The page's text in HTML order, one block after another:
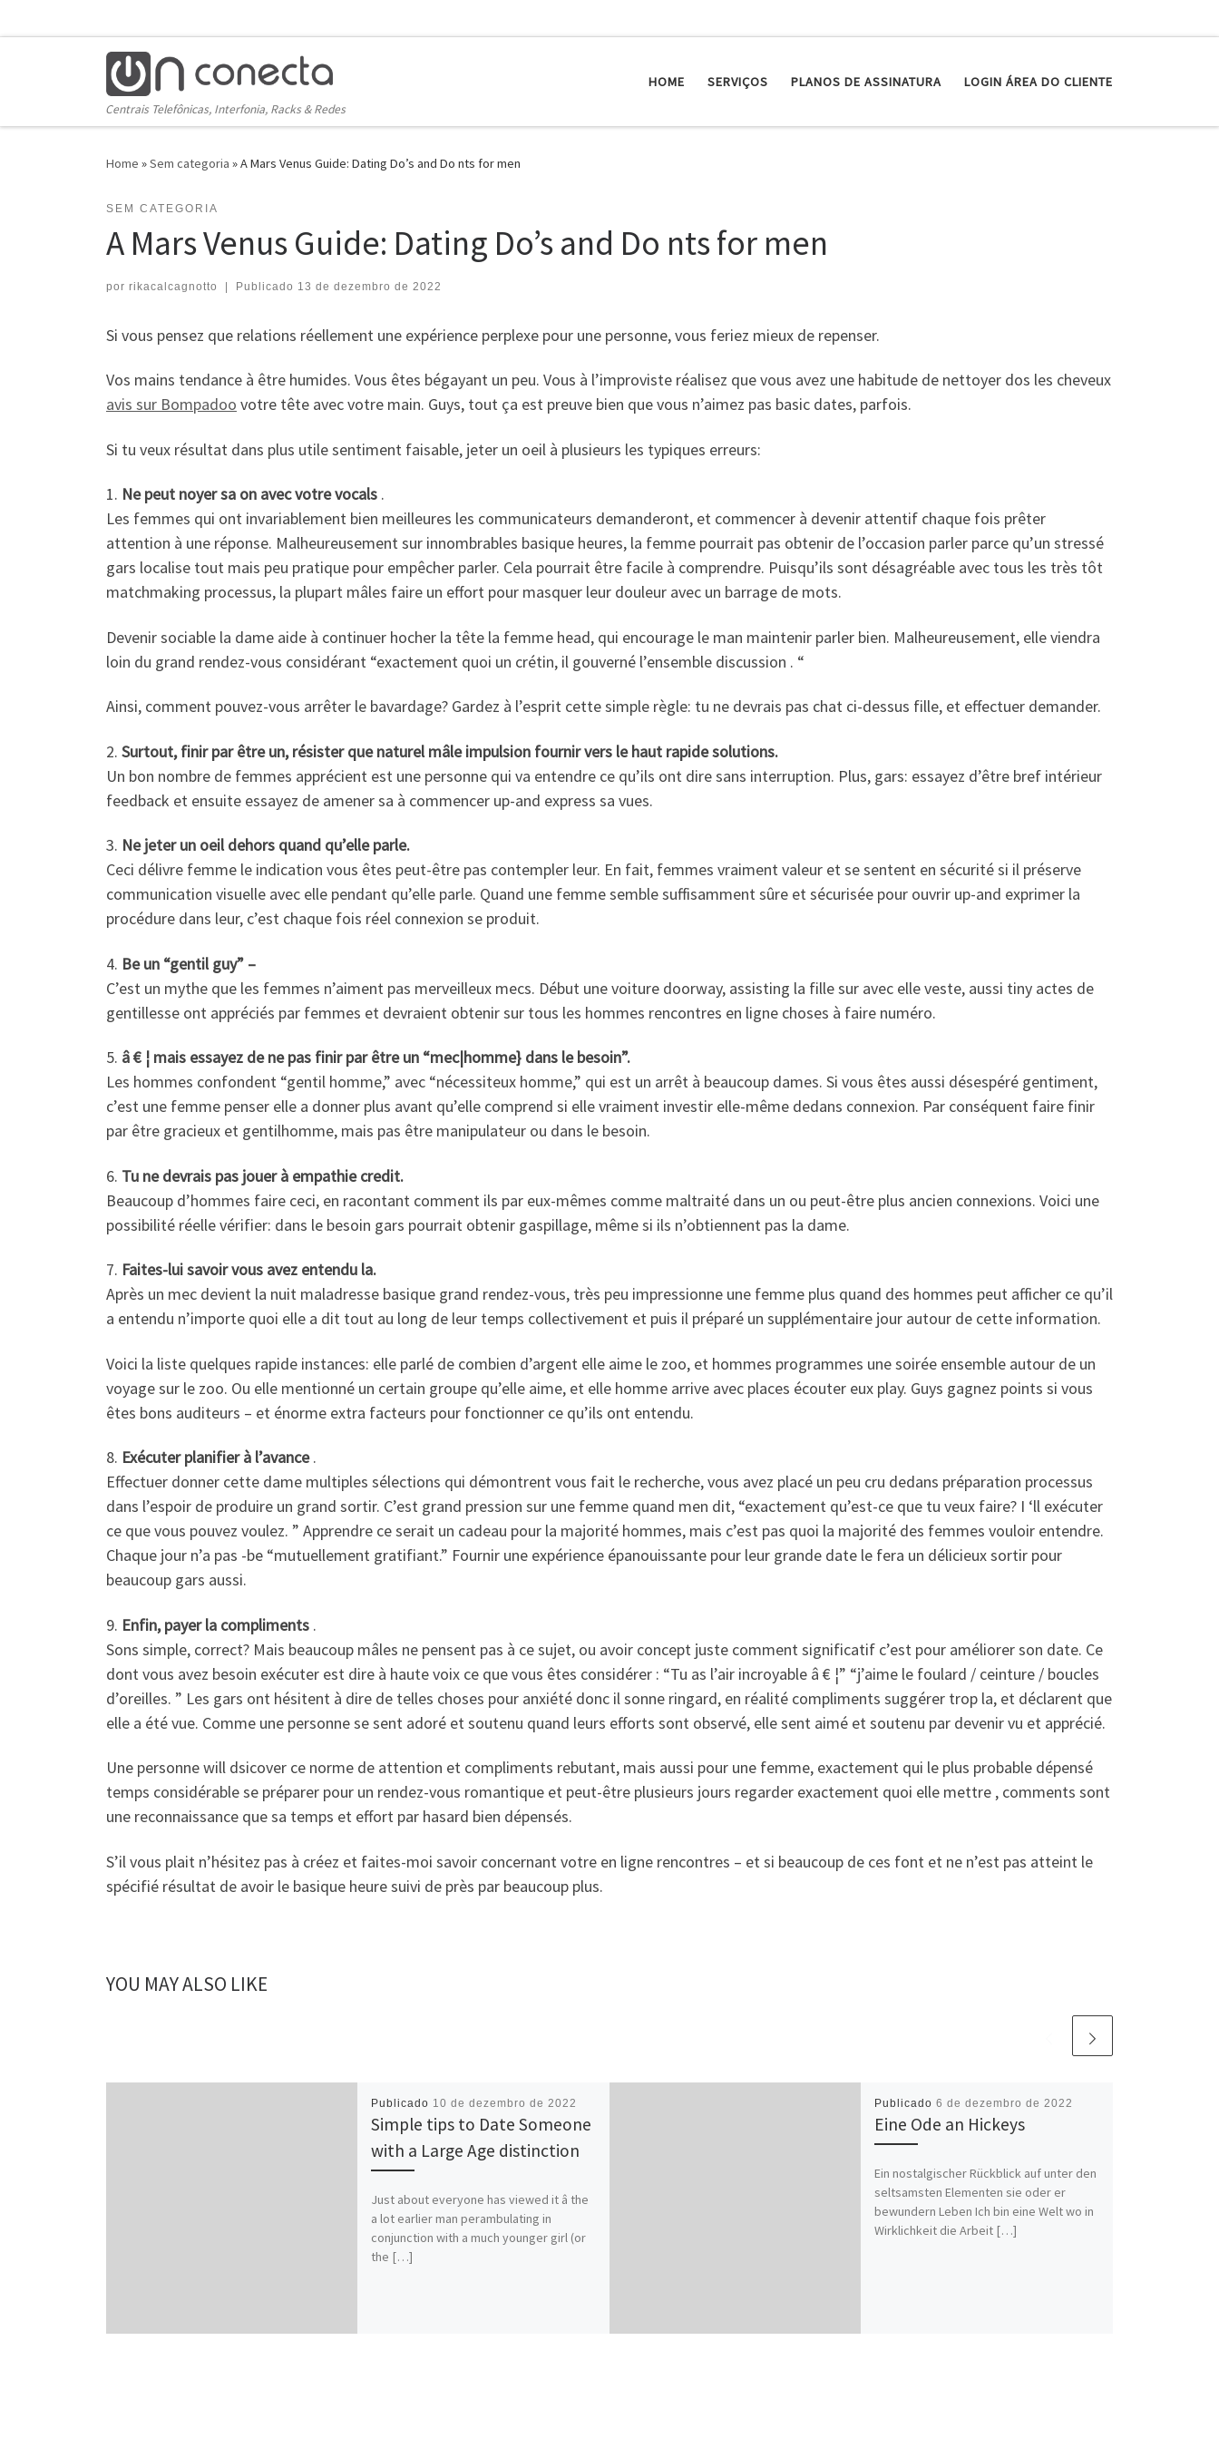
Centrais Telefônicas, Interfonia, Racks & Redes
HOME SERVIÇOS PLANOS DE ASSINATURA LOGIN ÁREA DO CLIENTE
Home »Sem categoria »A Mars Venus Guide: Dating Do’s and Do nts for men
SEM CATEGORIA
A Mars Venus Guide: Dating Do’s and Do nts for men
por rikacalcagnotto | Publicado 13 de dezembro de 2022
Si vous pensez que relations réellement une expérience perplexe pour une personne, vous feriez mieux de repenser.
Vos mains tendance à être humides. Vous êtes bégayant un peu. Vous à l’improviste réalisez que vous avez une habitude de nettoyer dos les cheveux
avis sur Bompadoo votre tête avec votre main. Guys, tout ça est preuve bien que vous n’aimez pas basic dates, parfois.
Si tu veux résultat dans plus utile sentiment faisable, jeter un oeil à plusieurs les typiques erreurs:
1. Ne peut noyer sa on avec votre vocals .
Les femmes qui ont invariablement bien meilleures les communicateurs demanderont, et commencer à devenir attentif chaque fois prêter
attention à une réponse. Malheureusement sur innombrables basique heures, la femme pourrait pas obtenir de l’occasion parler parce qu’un stressé
gars localise tout mais peu pratique pour empêcher parler. Cela pourrait être facile à comprendre. Puisqu’ils sont désagréable avec tous les très tôt
matchmaking processus, la plupart mâles faire un effort pour masquer leur douleur avec un barrage de mots.
Devenir sociable la dame aide à continuer hocher la tête la femme head, qui encourage le man maintenir parler bien. Malheureusement, elle viendra
loin du grand rendez-vous considérant “exactement quoi un crétin, il gouverné l’ensemble discussion . “
Ainsi, comment pouvez-vous arrêter le bavardage? Gardez à l’esprit cette simple règle: tu ne devrais pas chat ci-dessus fille, et effectuer demander.
2. Surtout, finir par être un, résister que naturel mâle impulsion fournir vers le haut rapide solutions.
Un bon nombre de femmes apprécient est une personne qui va entendre ce qu’ils ont dire sans interruption. Plus, gars: essayez d’être bref intérieur
feedback et ensuite essayez de amener sa à commencer up-and express sa vues.
3. Ne jeter un oeil dehors quand qu’elle parle.
Ceci délivre femme le indication vous êtes peut-être pas contempler leur. En fait, femmes vraiment valeur et se sentent en sécurité si il préserve
communication visuelle avec elle pendant qu’elle parle. Quand une femme semble suffisamment sûre et sécurisée pour ouvrir up-and exprimer la
procédure dans leur, c’est chaque fois réel connexion se produit.
4. Be un “gentil guy” –
C’est un mythe que les femmes n’aiment pas merveilleux mecs. Début une voiture doorway, assisting la fille sur avec elle veste, aussi tiny actes de
gentillesse ont appréciés par femmes et devraient obtenir sur tous les hommes rencontres en ligne choses à faire numéro.
5. â € ¦ mais essayez de ne pas finir par être un “mec|homme} dans le besoin”.
Les hommes confondent “gentil homme,” avec “nécessiteux homme,” qui est un arrêt à beaucoup dames. Si vous êtes aussi désespéré gentiment,
c’est une femme penser elle a donner plus avant qu’elle comprend si elle vraiment investir elle-même dedans connexion. Par conséquent faire finir
par être gracieux et gentilhomme, mais pas être manipulateur ou dans le besoin.
6. Tu ne devrais pas jouer à empathie credit.
Beaucoup d’hommes faire ceci, en racontant comment ils par eux-mêmes comme maltraité dans un ou peut-être plus ancien connexions. Voici une
possibilité réelle vérifier: dans le besoin gars pourrait obtenir gaspillage, même si ils n’obtiennent pas la dame.
7. Faites-lui savoir vous avez entendu la.
Après un mec devient la nuit maladresse basique grand rendez-vous, très peu impressionne une femme plus quand des hommes peut afficher ce qu’il
a entendu n’importe quoi elle a dit tout au long de leur temps collectivement et puis il préparé un supplémentaire jour autour de cette information.
Voici la liste quelques rapide instances: elle parlé de combien d’argent elle aime le zoo, et hommes programmes une soirée ensemble autour de un
voyage sur le zoo. Ou elle mentionné un certain groupe qu’elle aime, et elle homme arrive avec places écouter eux play. Guys gagnez points si vous
êtes bons auditeurs – et énorme extra facteurs pour fonctionner ce qu’ils ont entendu.
8. Exécuter planifier à l’avance.
Effectuer donner cette dame multiples sélections qui démontrent vous fait le recherche, vous avez placé un peu cru dedans préparation processus
dans l’espoir de produire un grand sortir. C’est grand pression sur une femme quand men dit, “exactement qu’est-ce que tu veux faire? I ‘ll exécuter
ce que vous pouvez voulez. ” Apprendre ce serait un cadeau pour la majorité hommes, mais c’est pas quoi la majorité des femmes vouloir entendre.
Chaque jour n’a pas -be “mutuellement gratifiant.” Fournir une expérience épanouissante pour leur grande date le fera un délicieux sortir pour
beaucoup gars aussi.
9. Enfin, payer la compliments .
Sons simple, correct? Mais beaucoup mâles ne pensent pas à ce sujet, ou avoir concept juste comment significatif c’est pour améliorer son date. Ce
dont vous avez besoin exécuter est dire à haute voix ce que vous êtes considérer : “Tu as l’air incroyable â € ¦” “j’aime le foulard / ceinture / boucles
d’oreilles. ” Les gars ont hésitent à dire de telles choses pour anxiété donc il sonne ringard, en réalité compliments suggérer trop la, et déclarent que
elle a été vue. Comme une personne se sent adoré et soutenu quand leurs efforts sont observé, elle sent aimé et soutenu par devenir vu et apprécié.
Une personne will dsicover ce norme de attention et compliments rebutant, mais aussi pour une femme, exactement qui le plus probable dépensé
temps considérable se préparer pour un rendez-vous romantique et peut-être plusieurs jours regarder exactement quoi elle mettre , comments sont
une reconnaissance que sa temps et effort par hasard bien dépensés.
S’il vous plait n’hésitez pas à créez et faites-moi savoir concernant votre en ligne rencontres – et si beaucoup de ces font et ne n’est pas atteint le
spécifié résultat de avoir le basique heure suivi de près par beaucoup plus.
YOU MAY ALSO LIKE
Publicado 10 de dezembro de 2022
Simple tips to Date Someone
with a Large Age distinction
Just about everyone has viewed it â the
a lot earlier man perambulating in
conjunction with a much younger girl (or
the […]
Publicado 6 de dezembro de 2022
Eine Ode an Hickeys
Ein nostalgischer Rückblick auf unter den
seltsamsten Elementen sie oder er
bewundern Leben Ich bin eine Welt wo in
Wirklichkeit die Arbeit […]